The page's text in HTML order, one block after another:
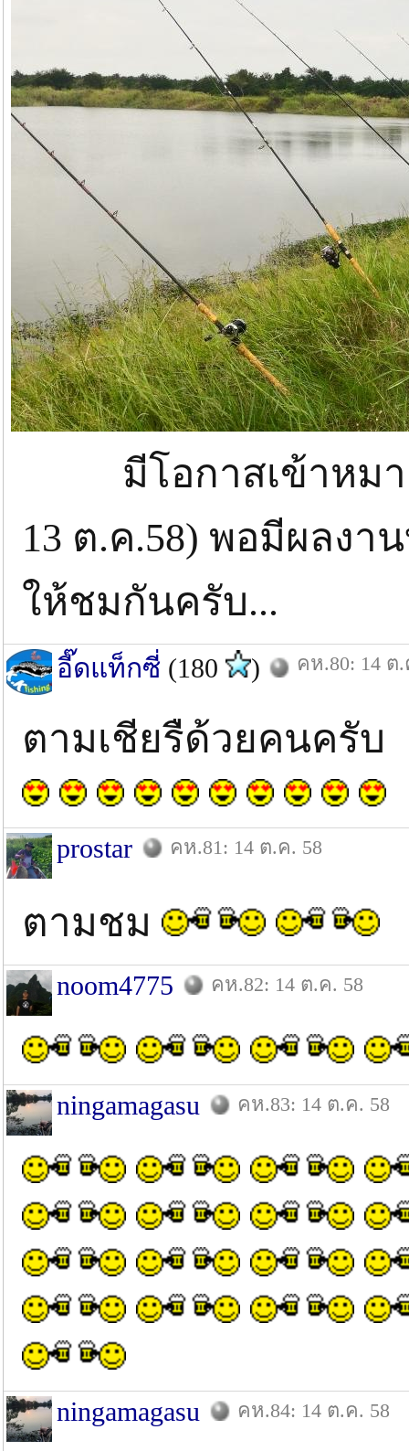
มีโอกาสเข้าหมาย
13 ต.ค.58) พอมีผลงา
ให้ชมกันครับ...
อี๊ดแท็กซี่ (180 ) คห.80: 14 ต
ตามเชียรืด้วยคนครับ
prostar คห.81: 14 ต.ค. 58
ตามชม
noom4775 คห.82: 14 ต.ค. 58
ningamagasu คห.83: 14 ต.ค. 58
ningamagasu คห.84: 14 ต.ค. 58